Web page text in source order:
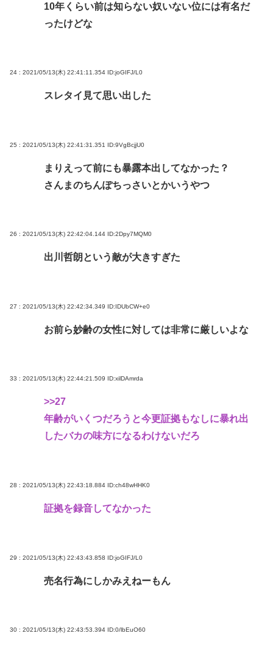
10年くらい前は知らない奴いない位には有名だ
ったけどな
24 : 2021/05/13(木) 22:41:11.354 ID:joGIFJ/L0
スレタイ見て思い出した
25 : 2021/05/13(木) 22:41:31.351 ID:9VgBcjjU0
まりえって前にも暴露本出してなかった？
さんまのちんぽちっさいとかいうやつ
26 : 2021/05/13(木) 22:42:04.144 ID:2Dpy7MQM0
出川哲朗という敵が大きすぎた
27 : 2021/05/13(木) 22:42:34.349 ID:IDUbCW+e0
お前ら妙齢の女性に対しては非常に厳しいよな
33 : 2021/05/13(木) 22:44:21.509 ID:xilDAmrda
>>27
年齢がいくつだろうと今更証拠もなしに暴れ出
したバカの味方になるわけないだろ
28 : 2021/05/13(木) 22:43:18.884 ID:ch48wHHK0
証拠を録音してなかった
29 : 2021/05/13(木) 22:43:43.858 ID:joGIFJ/L0
売名行為にしかみえねーもん
30 : 2021/05/13(木) 22:43:53.394 ID:0/lbEuO60